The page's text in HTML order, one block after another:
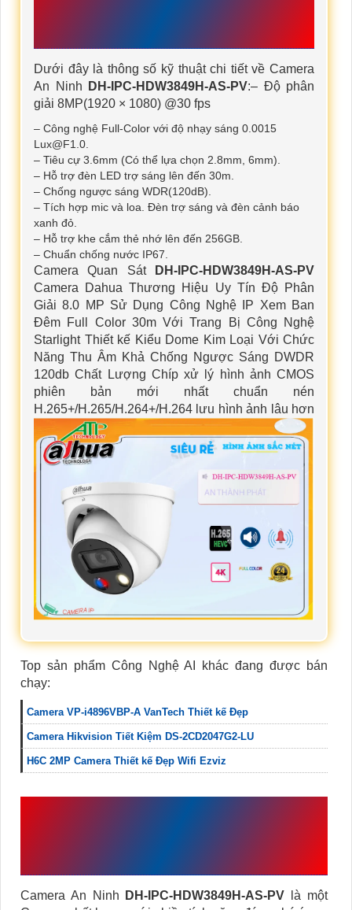
Dưới đây là thông số kỹ thuật chi tiết về Camera
An Ninh
DH-IPC-HDW3849H-AS-PV:– Độ phân
giải 8MP(1920 × 1080) @30 fps
– Công nghệ Full-Color với độ nhạy sáng 0.0015
Lux@F1.0.
– Tiêu cự 3.6mm (Có thể lựa chọn 2.8mm, 6mm).
– Hỗ trợ đèn LED trợ sáng lên đến 30m.
– Chống ngược sáng WDR(120dB).
– Tích hợp mic và loa. Đèn trợ sáng và đèn cảnh báo
xanh đỏ.
– Hỗ trợ khe cắm thẻ nhớ lên đến 256GB.
– Chuẩn chống nước IP67.
Camera Quan Sát
DH-IPC-HDW3849H-AS-PV
Camera Dahua Thương Hiệu Uy Tín Độ Phân
Giải 8.0 MP Sử Dụng Công Nghệ IP Xem Ban
Đêm Full Color 30m Với Trang Bị Công Nghệ
Starlight Thiết kế Kiểu Dome Kim Loại Với Chức
Năng Thu Âm Khả Chống Ngược Sáng DWDR
120db Chất Lượng Chíp xử lý hình ảnh CMOS
phiên bản mới nhất chuẩn nén
H.265+/H.265/H.264+/H.264 lưu hình ảnh lâu hơn
Top sản phẩm Công Nghệ AI khác đang được bán
chạy:
Camera VP-i4896VBP-A VanTech Thiết kế Đẹp
Camera Hikvision Tiết Kiệm DS-2CD2047G2-LU
H6C 2MP Camera Thiết kế Đẹp Wifi Ezviz
Camera An Ninh DH-IPC-HDW3849H-AS-PV là một